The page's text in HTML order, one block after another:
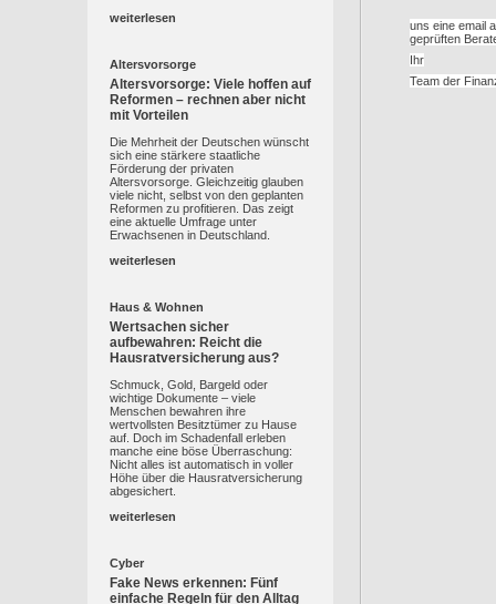
weiterlesen
Altersvorsorge
Altersvorsorge: Viele hoffen auf
Reformen – rechnen aber nicht
mit Vorteilen
Die Mehrheit der Deutschen wünscht
sich eine stärkere staatliche
Förderung der privaten
Altersvorsorge. Gleichzeitig glauben
viele nicht, selbst von den geplanten
Reformen zu profitieren. Das zeigt
eine aktuelle Umfrage unter
Erwachsenen in Deutschland.
weiterlesen
Haus & Wohnen
Wertsachen sicher
aufbewahren: Reicht die
Hausratversicherung aus?
Schmuck, Gold, Bargeld oder
wichtige Dokumente – viele
Menschen bewahren ihre
wertvollsten Besitztümer zu Hause
auf. Doch im Schadenfall erleben
manche eine böse Überraschung:
Nicht alles ist automatisch in voller
Höhe über die Hausratversicherung
abgesichert.
weiterlesen
Cyber
Fake News erkennen: Fünf
einfache Regeln für den Alltag
uns eine email
geprüften
Ihr
Team der